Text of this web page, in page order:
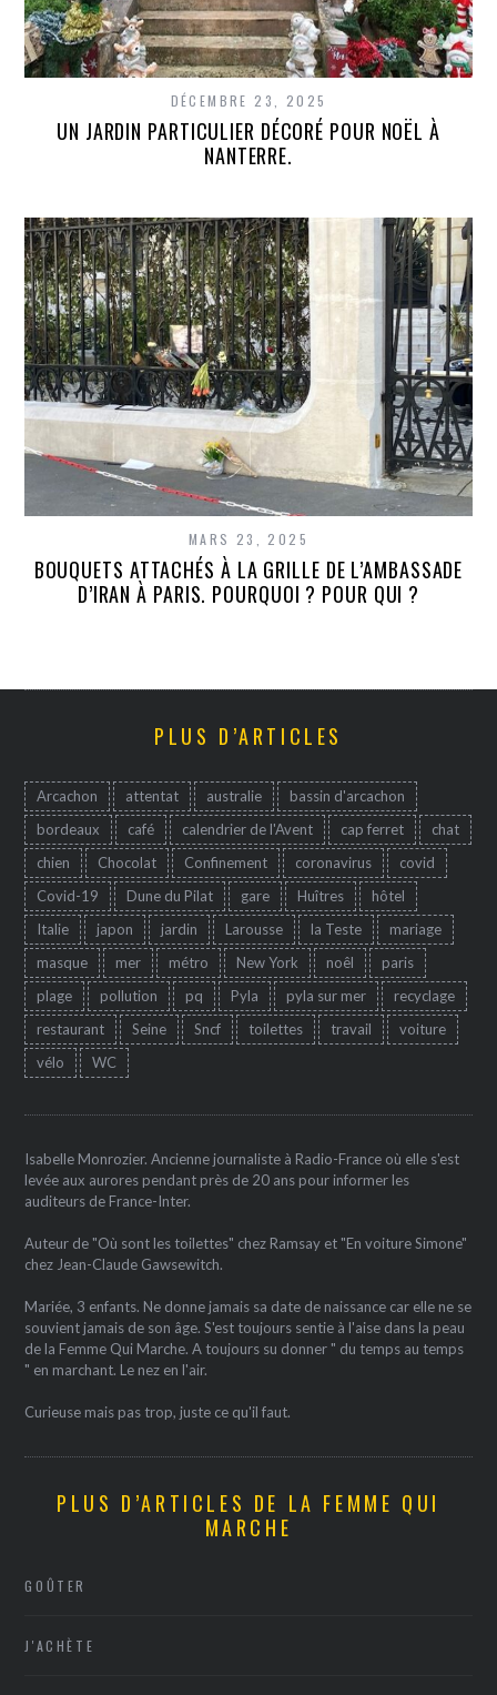
DÉCEMBRE 23, 2025
UN JARDIN PARTICULIER DÉCORÉ POUR NOËL À
NANTERRE.
MARS 23, 2025
BOUQUETS ATTACHÉS À LA GRILLE DE L’AMBASSADE
D’IRAN À PARIS. POURQUOI ? POUR QUI ?
PLUS D’ARTICLES
Arcachon attentat australie
bassin d'arcachon
bordeaux
café calendrier de l'Avent cap ferret
chat
chien
Chocolat Confinement coronavirus
covid
Covid-19
Dune du Pilat gare Huîtres
hôtel
Italie
japon jardin Larousse la Teste
mariage
masque
mer métro New York noêl
paris
plage
pollution pq Pyla pyla sur mer
recyclage
restaurant
Seine Sncf toilettes travail
voiture
vélo
WC
Isabelle Monrozier. Ancienne journaliste à Radio-France où elle s'est
levée aux aurores pendant près de 20 ans pour informer les
auditeurs de France-Inter.
Auteur de "Où sont les toilettes" chez Ramsay et "En voiture Simone"
chez Jean-Claude Gawsewitch.
Mariée, 3 enfants. Ne donne jamais sa date de naissance car elle ne se
souvient jamais de son âge. S'est toujours sentie à l'aise dans la peau
de la Femme Qui Marche. A toujours su donner " du temps au temps
" en marchant. Le nez en l'air.
Curieuse mais pas trop, juste ce qu'il faut.
PLUS D’ARTICLES DE LA FEMME QUI
MARCHE
GOÛTER
J'ACHÈTE